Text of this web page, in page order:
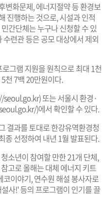
변화문제, 에너지절약 등 환경보
진행하는 것으로, 시설과 인적
간단체는 누구나 신청할 수 있
련관 등은 공모 대상에서 제외
그램 지원을 원칙으로 최대 1천
천 7백 20만원이다.
seoul.go.kr) 또는 서울시 환경·
)에서 확인할 수 있다.
결과를 토대로 한강유역환경청
종 선정하여 내년 1월 발표된다.
소년이 참여할 만한 21개 단체,
고로 올해는 대체 에너지 키트
이야기, 연수원 해설 봉사자로
사!' 등의 프로그램이 인기를 끌